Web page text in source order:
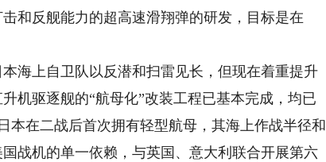
和反舰能力的超高速滑翔弹的研发，目标是在
上自卫队以反潜和扫雷见长，但现在着重提升
机驱逐舰的“航母化”改装工程已基本完成，均已
本在二战后首次拥有轻型航母，其海上作战半径和
战机的单一依赖，与英国、意大利联合开展第六